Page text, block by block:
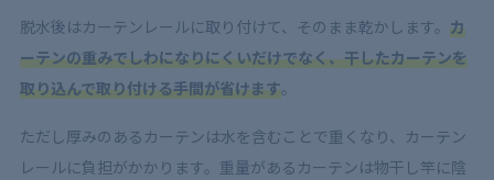
脱水後はカーテンレールに取り付けて、そのまま乾かします。 カ
ーテンの重みでしわになりにくいだけでなく、干したカーテンを
取り込んで取り付ける手間が省けます。
ただし厚みのあるカーテンは水を含むことで重くなり、カーテン
レールに負担がかかります。 重量があるカーテンは物干し竿に陰